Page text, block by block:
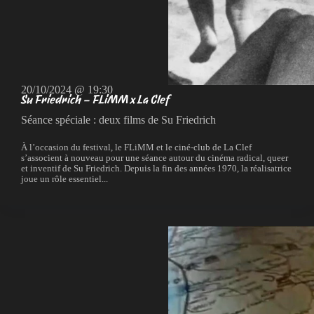
20/10/2024 @ 19:30
Su Friedrich – FLiMM x La Clef
Séance spéciale : deux films de Su Friedrich
À l’occasion du festival, le FLiMM et le ciné-club de La Clef
s’associent à nouveau pour une séance autour du cinéma radical, queer
et inventif de Su Friedrich. Depuis la fin des années 1970, la réalisatrice
joue un rôle essentiel...